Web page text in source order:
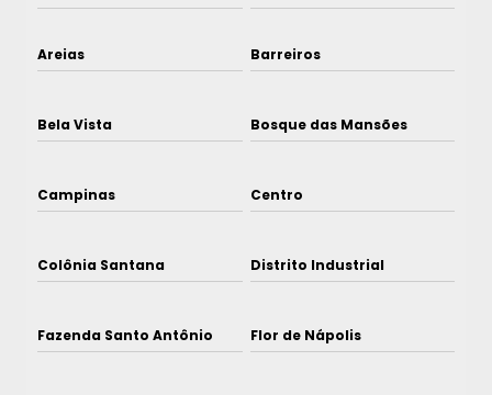
Areias Barreiros
Bela Vista Bosque das Mansões
Campinas Centro
Colônia Santana Distrito Industrial
Fazenda Santo Antônio Flor de Nápolis